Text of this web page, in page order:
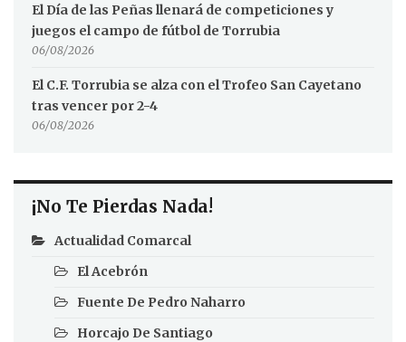
El Día de las Peñas llenará de competiciones y
juegos el campo de fútbol de Torrubia
06/08/2026
El C.F. Torrubia se alza con el Trofeo San Cayetano
tras vencer por 2-4
06/08/2026
¡No Te Pierdas Nada!
Actualidad Comarcal
El Acebrón
Fuente De Pedro Naharro
Horcajo De Santiago